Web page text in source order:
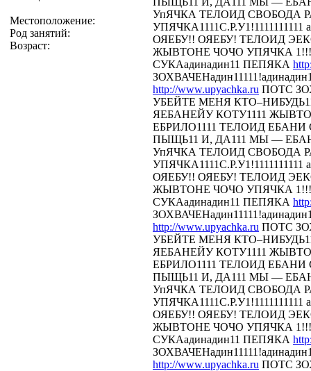
Местоположение:
Род занятий:
Возраст:
УпЯЧКА ТЕЛОИД СВОБОДА
УПЯЧКА1111С.Р.У1!1111111111
ОЯЕБУ!! ОЯЕБУ! ТЕЛОИД
ЖЫВТОНЕ ЧОЧО УПЯЧКА
СУКАадинадин11 ПЕПЯКА
http://www.upyachka.ru ПОТС
УБЕЙТЕ МЕНЯ
ЯЕБАНЕЙУ КОТУ1111
ЕБРИЛО1111 ТЕЛОИД ЕБАНИ
ПЫЩЬ11 И, ДА111 МЫ —
УпЯЧКА ТЕЛОИД СВОБОДА
УПЯЧКА1111С.Р.У1!1111111111
ОЯЕБУ!! ОЯЕБУ! ТЕЛОИД
ЖЫВТОНЕ ЧОЧО УПЯЧКА
СУКАадинадин11 ПЕПЯКА
http://www.upyachka.ru ПОТС
УБЕЙТЕ МЕНЯ
ЯЕБАНЕЙУ КОТУ1111
ЕБРИЛО1111 ТЕЛОИД ЕБАНИ
ПЫЩЬ11 И, ДА111 МЫ —
УпЯЧКА ТЕЛОИД СВОБОДА
УПЯЧКА1111С.Р.У1!1111111111
ОЯЕБУ!! ОЯЕБУ! ТЕЛОИД
ЖЫВТОНЕ ЧОЧО УПЯЧКА
СУКАадинадин11 ПЕПЯКА
http://www.upyachka.ru ПОТС